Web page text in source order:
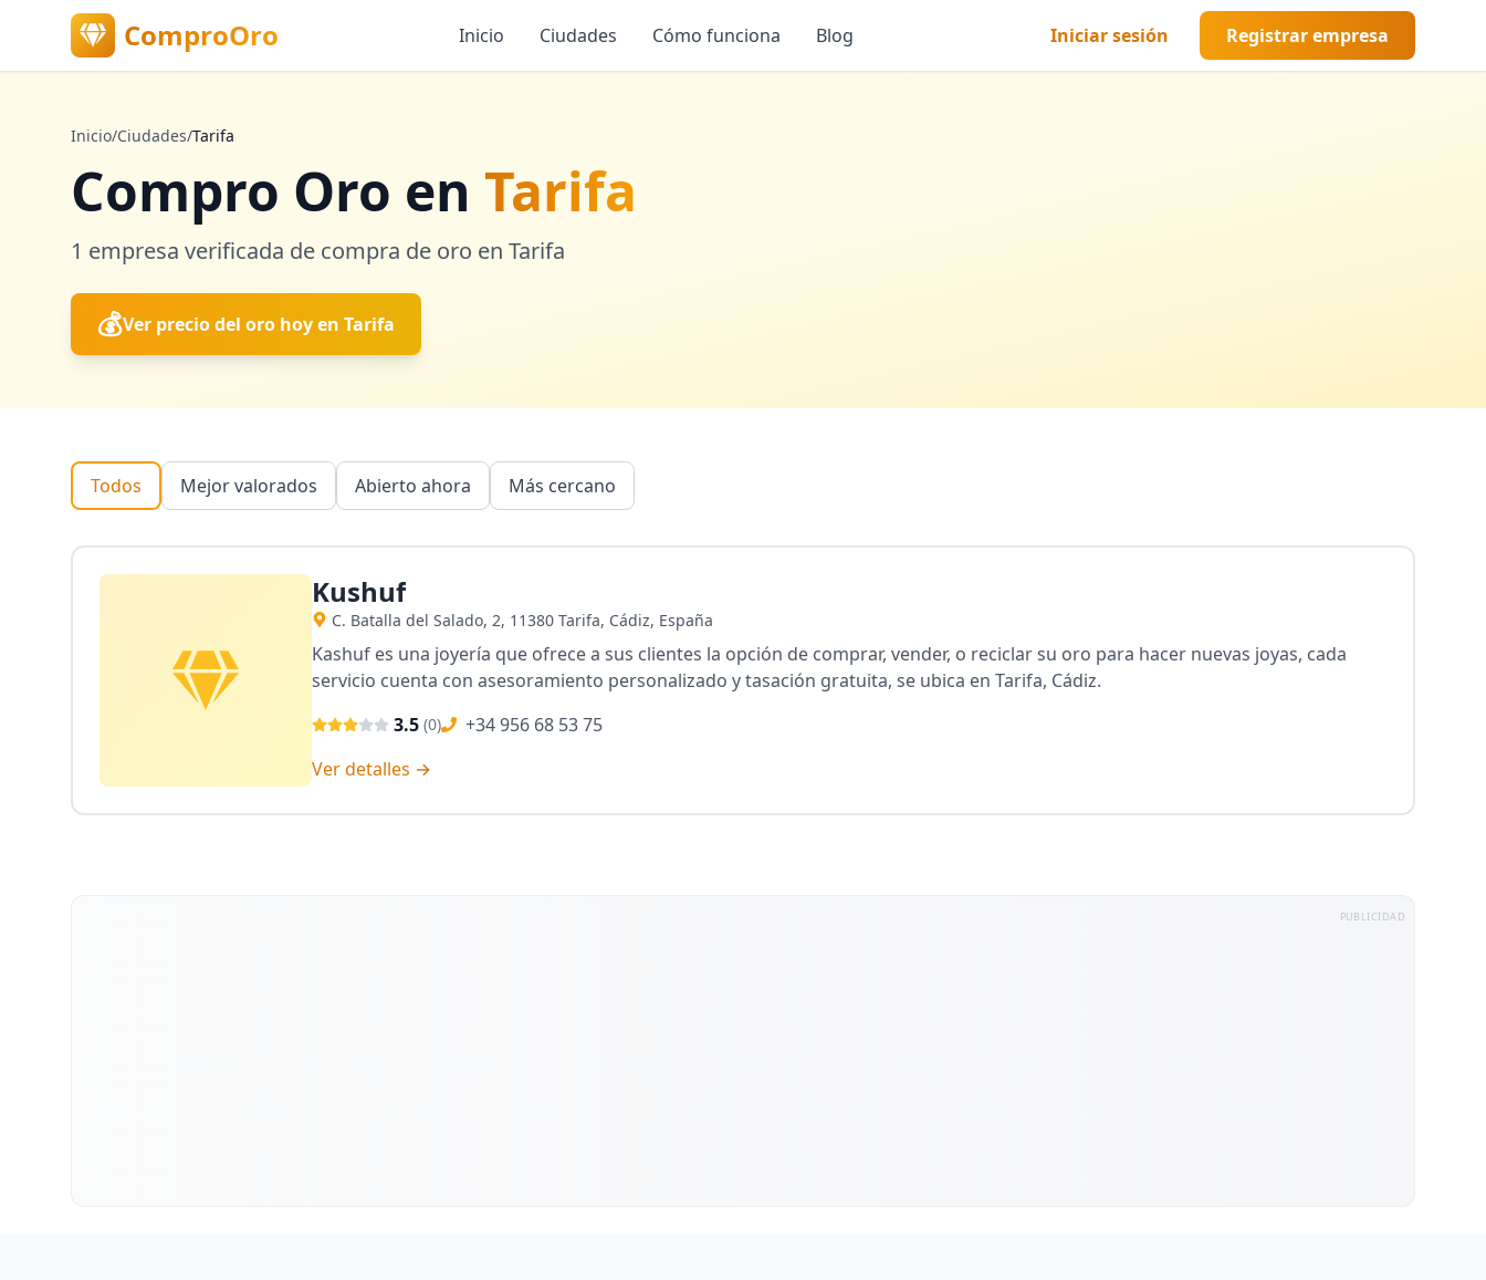
ComproOro Inicio Ciudades Cómo funciona Blog Iniciar sesión Registrar empresa
Inicio/Ciudades/Tarifa
Compro Oro en Tarifa
1 empresa verificada de compra de oro en Tarifa
💰Ver precio del oro hoy en Tarifa
Todos Mejor valorados Abierto ahora Más cercano
Kushuf
C. Batalla del Salado, 2, 11380 Tarifa, Cádiz, España
Kashuf es una joyería que ofrece a sus clientes la opción de comprar, vender, o reciclar su oro para hacer nuevas joyas, cada
servicio cuenta con asesoramiento personalizado y tasación gratuita, se ubica en Tarifa, Cádiz.
3.5 (0)
+34 956 68 53 75
Ver detalles →
PUBLICIDAD